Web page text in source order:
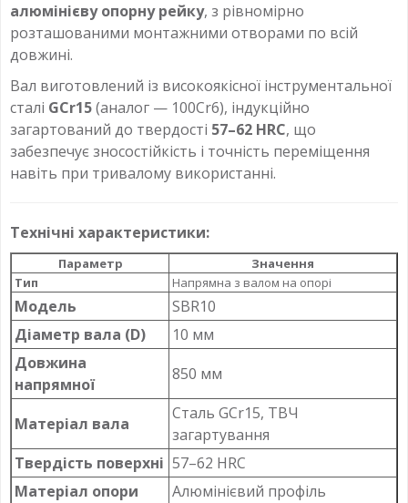
алюмінієву опорну рейку, з рівномірно
розташованими монтажними отворами по всій
довжині.
Вал виготовлений із високоякісної інструментальної
сталі GCr15(аналог — 100Cr6), індукційно
загартований до твердості 57–62 HRC, що
забезпечує зносостійкість і точність переміщення
навіть при тривалому використанні.
Технічні характеристики:
Параметр
Значення
Тип
Напрямна з валом на опорі
Модель
SBR10
Діаметр вала (D)
10 мм
Довжина
напрямної
850 мм
Матеріал вала
Сталь GCr15, ТВЧ
загартування
Твердість поверхні 57–62 HRC
Матеріал опори
Алюмінієвий профіль